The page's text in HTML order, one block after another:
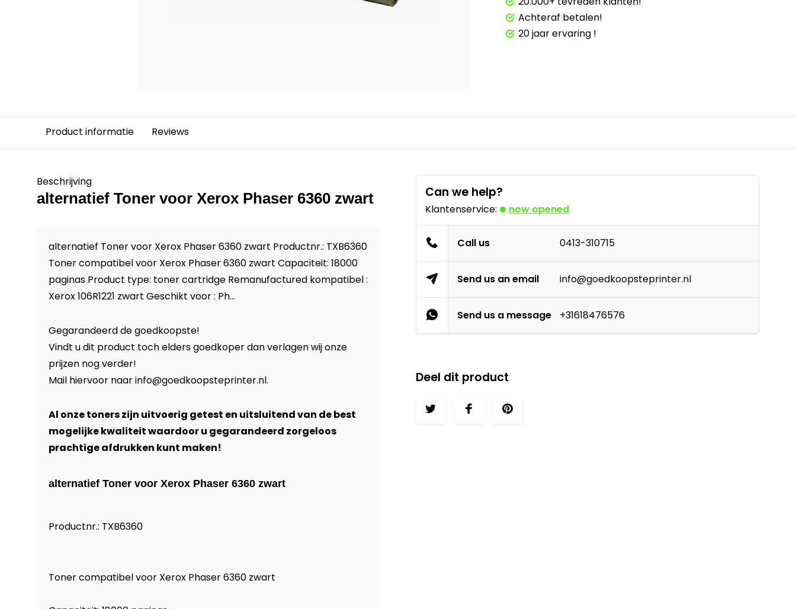
Achteraf betalen!
20 jaar ervaring !
Product informatie Reviews
Beschrijving
alternatief Toner voor Xerox Phaser 6360 zwart
alternatief Toner voor Xerox Phaser 6360 zwart Productnr.: TXB6360
Toner compatibel voor Xerox Phaser 6360 zwart Capaciteit: 18000
paginas Product type: toner cartridge Remanufactured kompatibel :
Xerox 106R1221 zwart Geschikt voor : Ph...
Gegarandeerd de goedkoopste!
Vindt u dit product toch elders goedkoper dan verlagen wij onze
prijzen nog verder!
Mail hiervoor naarinfo@goedkoopsteprinter.nl.
Al onze toners zijn uitvoerig getest en uitsluitend van de best
mogelijke kwaliteit waardoor u gegarandeerd zorgeloos
prachtige afdrukken kunt maken!
alternatief Toner voor Xerox Phaser 6360 zwart
Productnr.: TXB6360
Toner compatibel voor Xerox Phaser 6360 zwart
Can we help?
Klantenservice: now opened
Call us 0413-310715
Send us an email info@goedkoopsteprinter.nl
Send us a message +31618476576
Deel dit product